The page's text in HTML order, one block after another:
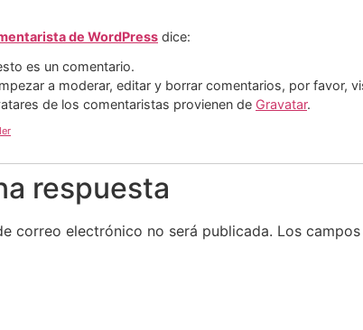
de WordPress dice:
es un comentario.
a moderar, editar y borrar comentarios, por favor,
de los comentaristas provienen de Gravatar.
respuesta
correo electrónico no será publicada. Los